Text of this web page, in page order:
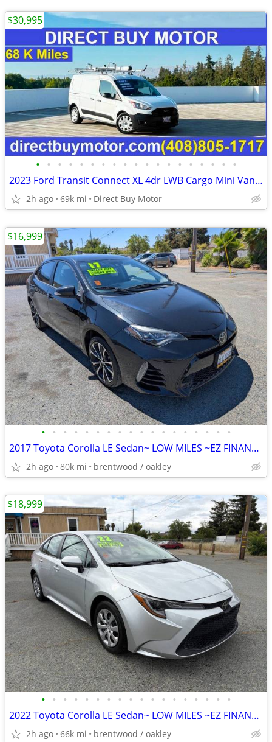
• • • • • • • • • • • • • • • • • • •
2023 Ford Transit Connect XL 4dr LWB Cargo Mini Van w/Rear Doors Carg
2h ago 69k mi Direct Buy Motor
$30,995
• • • • • • • • • • • • • • • • • •
2017 Toyota Corolla LE Sedan~ LOW MILES ~EZ FINANCE PLANS~
2h ago 80k mi brentwood / oakley
$16,999
• • • • • • • • • • • • • • • • • •
2022 Toyota Corolla LE Sedan~ LOW MILES ~EZ FINANCE PLANS~
2h ago 66k mi brentwood / oakley
$18,999